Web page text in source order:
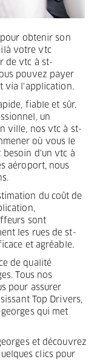
obtenir son
votre vtc
de vtc à st-
pouvez payer
via l'application.
fiable et sûr.
un
ville, nos vtc à st-
où vous le
besoin d'un vtc à
aéroport, nous
du coût de
sont
les rues de st-
et agréable.
de qualité
Tous nos
pour assurer
Top Drivers,
qui met
et découvrez
clics pour